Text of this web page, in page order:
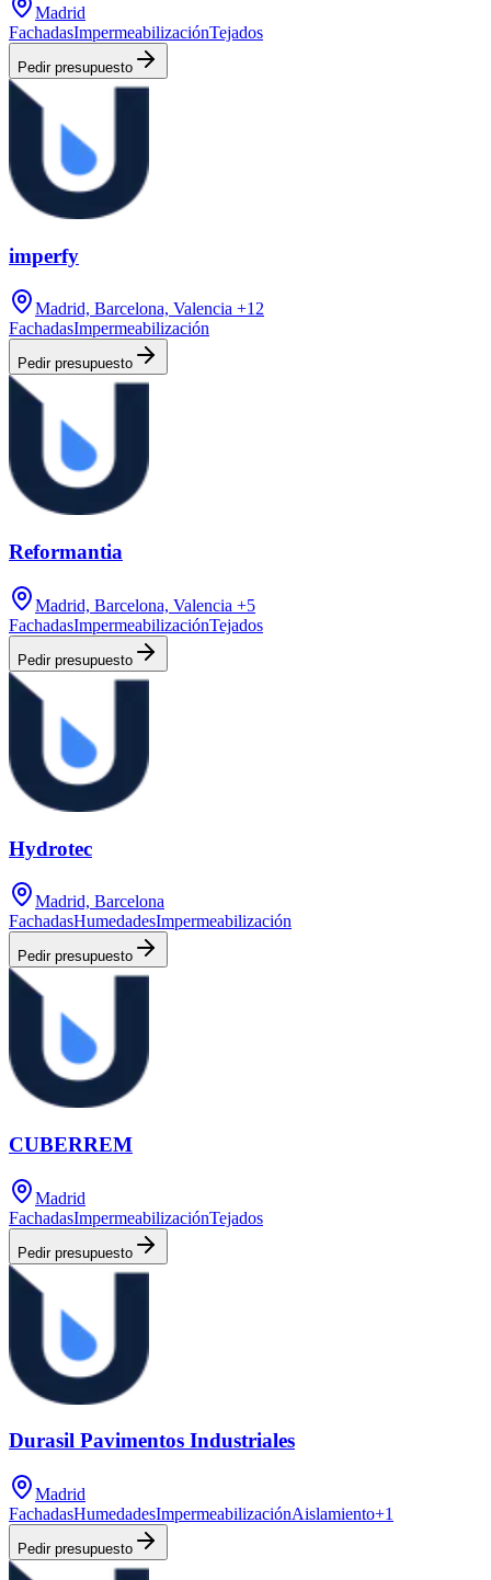
Madrid
FachadasImpermeabilizaciónTejados
Pedir presupuesto
imperfy
Madrid, Barcelona, Valencia +12
FachadasImpermeabilización
Pedir presupuesto
Reformantia
Madrid, Barcelona, Valencia +5
FachadasImpermeabilizaciónTejados
Pedir presupuesto
Hydrotec
Madrid, Barcelona
FachadasHumedadesImpermeabilización
Pedir presupuesto
CUBERREM
Madrid
FachadasImpermeabilizaciónTejados
Pedir presupuesto
Durasil Pavimentos Industriales
Madrid
FachadasHumedadesImpermeabilizaciónAislamiento+1
Pedir presupuesto